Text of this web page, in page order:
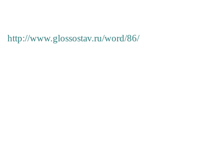
http://www.glossostav.ru/word/86/